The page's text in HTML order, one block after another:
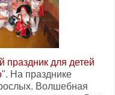
праздник для детей
". На празднике
Волшебная